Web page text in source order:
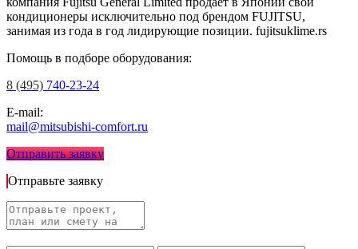
кондиционеры исключительно под брендом FUJITSU,
занимая из года в год лидирующие позиции. fujitsuklime.rs
Помощь в подборе оборудования:
8 (495) 740-23-24
E-mail:
mail@mitsubishi-comfort.ru
Отправить заявку
Отправьте заявку